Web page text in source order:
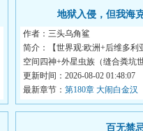
地狱入侵，但我海
作者：三头乌角鲨
简介：【世界观:欧洲+后维多利
空间四神+外星虫族（缝合粪坑
利...
更新时间：2026-08-02 01:48:07
最新章节： 第180章 大闹白金汉
百无禁